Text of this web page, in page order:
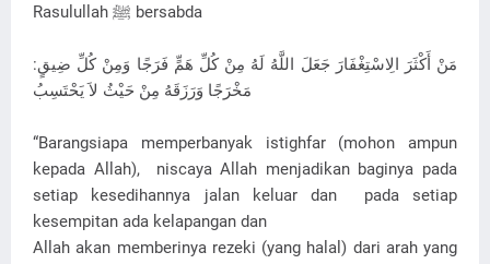
Rasulullah ﷺ bersabda
:مَنْ أَكْثَرَ الِاسْتِغْفَارَ جَعَلَ اللَّهُ لَهُ مِنْ كُلِّ هَمٍّ فَرَجًا وَمِنْ كُلِّ ضِيقٍ
مَخْرَجًا وَرَزَقَهُ مِنْ حَيْثُ لاَ يَحْتَسِبُ
“Barangsiapa memperbanyak istighfar (mohon ampun
kepada Allah), niscaya Allah menjadikan baginya pada
setiap kesedihannya jalan keluar dan pada setiap
kesempitan ada kelapangan dan
Allah akan memberinya rezeki (yang halal) dari arah yang